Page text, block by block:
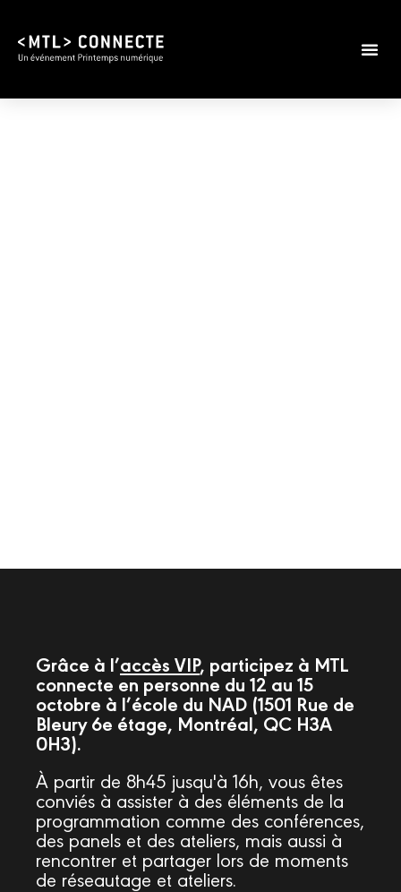
Grâce à l’accès VIP, participez à MTL
connecte en personne du 12 au 15
octobre à l’école du NAD (1501 Rue de
Bleury 6e étage, Montréal, QC H3A
0H3).
À partir de 8h45 jusqu'à 16h, vous êtes
conviés à assister à des éléments de la
programmation comme des conférences,
des panels et des ateliers, mais aussi à
rencontrer et partager lors de moments
de réseautage et ateliers.